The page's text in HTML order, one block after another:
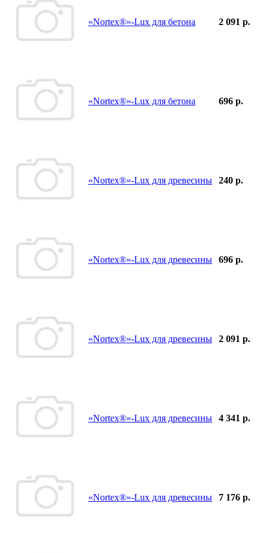
«Nortex®»-Lux для бетона 2 091 р.
«Nortex®»-Lux для бетона 696 р.
«Nortex®»-Lux для древесины 240 р.
«Nortex®»-Lux для древесины 696 р.
«Nortex®»-Lux для древесины 2 091 р.
«Nortex®»-Lux для древесины 4 341 р.
«Nortex®»-Lux для древесины 7 176 р.